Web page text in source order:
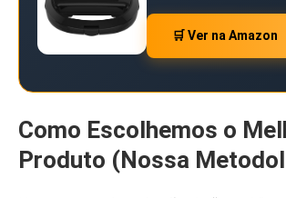
🛒 Ver na Amazon
Como Escolhemos o
Produto (Nossa